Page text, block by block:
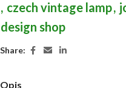
, czech vintage lamp,
design shop
Share:
Opis